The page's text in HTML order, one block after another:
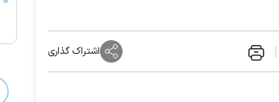
اشتراک گذاری